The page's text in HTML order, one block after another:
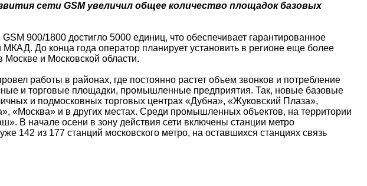
сети GSM увеличил общее количество площадок базовых
900/1800 достигло 5000 единиц, что обеспечивает гарантированное
До конца года оператор планирует установить в регионе еще более
Москве и Московской области.
работы в районах, где постоянно растет объем звонков и потребление
и торговые площадки, промышленные предприятия. Так, новые базовые
и подмосковных торговых центрах «Дубна», «Жуковский Плаза»,
«Москва» и в других местах. Среди промышленных объектов, на территории
В начале осени в зону действия сети включены станции метро
142 из 177 станций московского метро, на оставшихся станциях связь